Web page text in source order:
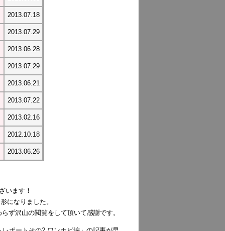
2013.07.18
2013.07.29
2013.06.28
2013.07.29
2013.06.21
2013.07.22
2013.02.16
2012.10.18
2013.06.26
います！
になりました。
ず沢山の閲覧をして頂いて感謝です。